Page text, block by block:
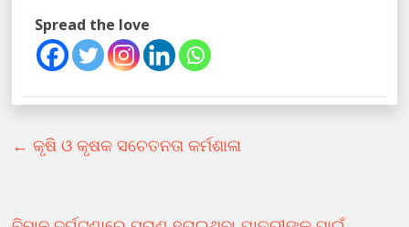
Spread the love
← କୃଷି ଓ କୃଷକ ସଚେତନତା କର୍ମଶାଳା